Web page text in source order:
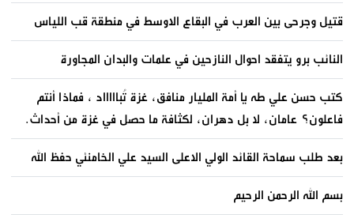
قتيل وجرحى بين العرب في البقاع الاوسط في منطقة قب اللياس
النائب برو يتفقد احوال النازحين في علمات والبدان المجاورة
كتب حسن علي طه يا أمة المليار منافق، غزة تُباااااد ، فماذا أنتم
فاعلون؟ عامان، لا بل دهران، لكثافة ما حصل في غزة من أحداث.
بعد طلب سماحة القائد الولي الاعلى السيد علي الخامنئي حفظ الله
بسم الله الرحمن الرحيم